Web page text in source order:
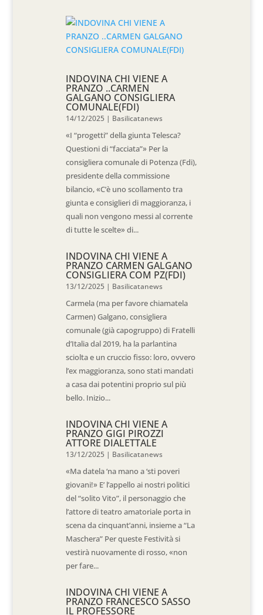
INDOVINA CHI VIENE A
PRANZO ..CARMEN
GALGANO CONSIGLIERA
COMUNALE(FDI)
14/12/2025 | Basilicatanews
«I “progetti” della giunta Telesca?
Questioni di “facciata”» Per la
consigliera comunale di Potenza (Fdi),
presidente della commissione
bilancio, «C’è uno scollamento tra
giunta e consiglieri di maggioranza, i
quali non vengono messi al corrente
di tutte le scelte» di...
INDOVINA CHI VIENE A
PRANZO CARMEN GALGANO
CONSIGLIERA COM PZ(FDI)
13/12/2025 | Basilicatanews
Carmela (ma per favore chiamatela
Carmen) Galgano, consigliera
comunale (già capogruppo) di Fratelli
d’Italia dal 2019, ha la parlantina
sciolta e un cruccio fisso: loro, ovvero
l’ex maggioranza, sono stati mandati
a casa dai potentini proprio sul più
bello. Inizio...
INDOVINA CHI VIENE A
PRANZO GIGI PIROZZI
ATTORE DIALETTALE
13/12/2025 | Basilicatanews
«Ma datela ‘na mano a ‘sti poveri
giovani!» E’ l’appello ai nostri politici
del “solito Vito”, il personaggio che
l’attore di teatro amatoriale porta in
scena da cinquant’anni, insieme a “La
Maschera” Per queste Festività si
vestirà nuovamente di rosso, «non
per fare...
INDOVINA CHI VIENE A
PRANZO FRANCESCO SASSO
IL PROFESSORE